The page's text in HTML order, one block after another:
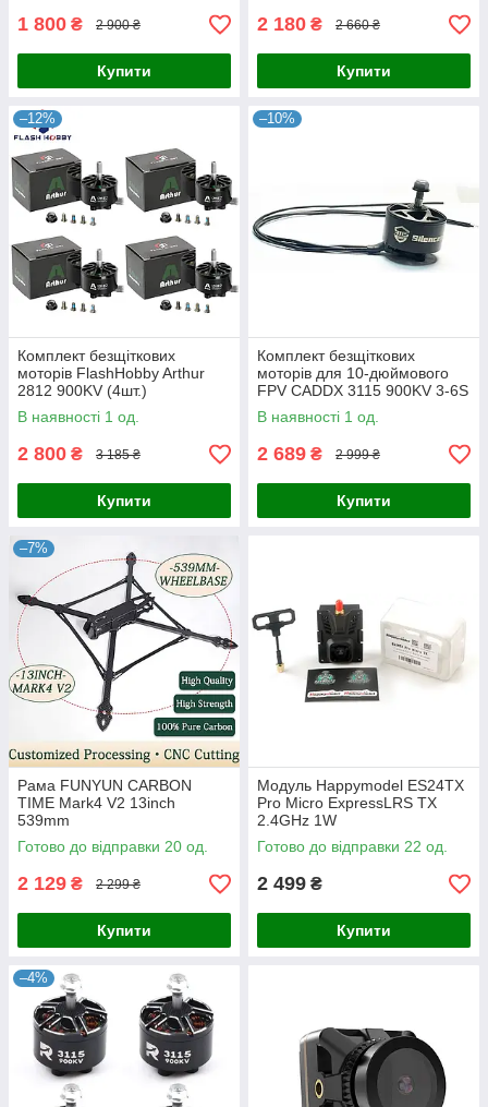
1 800 ₴ 2 900 ₴
Купити
2 180 ₴ 2 660 ₴
Купити
–12%
Комплект безщіткових
моторів FlashHobby Arthur
2812 900KV (4шт.)
В наявності 1 од.
2 800 ₴ 3 185 ₴
Купити
–10%
Комплект безщіткових
моторів для 10-дюймового
FPV CADDX 3115 900KV 3-6S
В наявності 1 од.
2 689 ₴ 2 999 ₴
Купити
–7%
Рама FUNYUN CARBON
TIME Mark4 V2 13inch
539mm
Готово до відправки 20 од.
2 129 ₴ 2 299 ₴
Купити
Модуль Happymodel ES24TX
Pro Micro ExpressLRS TX
2.4GHz 1W
Готово до відправки 22 од.
2 499 ₴
Купити
–4%